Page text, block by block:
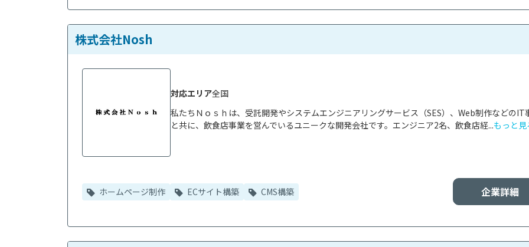
株式会社Nosh
私たちＮｏｓｈは、受託開発やシステムエンジニアリングサービス（SES）、Web制作などのIT
と共に、飲食店事業を営んでいるユニークな開発会社です。エンジニア2名、飲食店経...もっと見
対応エリア全国
企業詳細
ホームページ制作 ECサイト構築 CMS構築